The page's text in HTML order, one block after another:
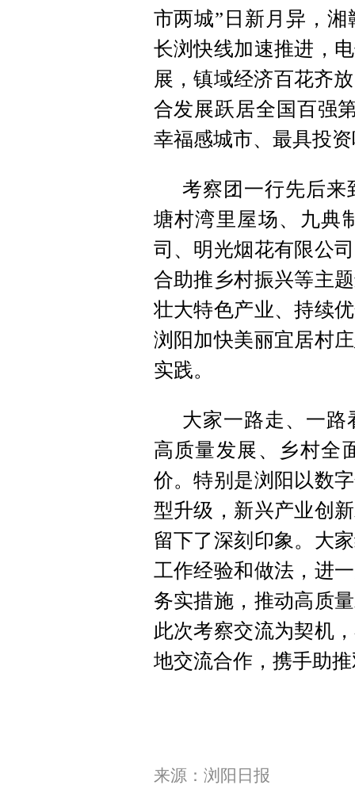
市两城”日新月异，
长浏快线加速推进，
展，镇域经济百花齐
合发展跃居全国百强
幸福感城市、最具投
考察团一行先后来
塘村湾里屋场、九典
司、明光烟花有限公
合助推乡村振兴等主
壮大特色产业、持续
浏阳加快美丽宜居村
实践。
大家一路走、一
高质量发展、乡村全
价。特别是浏阳以数
型升级，新兴产业创
留下了深刻印象。大
工作经验和做法，进
务实措施，推动高质
此次考察交流为契机
地交流合作，携手助
来源：浏阳日报